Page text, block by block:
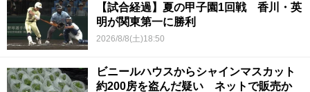
【試合経過】夏の甲子園1回戦 香川・英
明が関東第一に勝利
2026/8/8(土)18:50
ビニールハウスからシャインマスカット
約200房を盗んだ疑い ネットで販売か